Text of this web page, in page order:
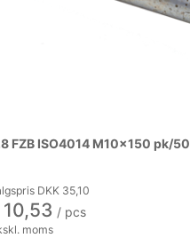
FZB ISO4014 M10×150 pk/50
DKK 35,10
/ pcs
moms